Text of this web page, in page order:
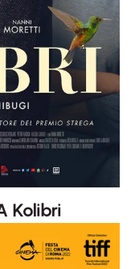
Kolibri